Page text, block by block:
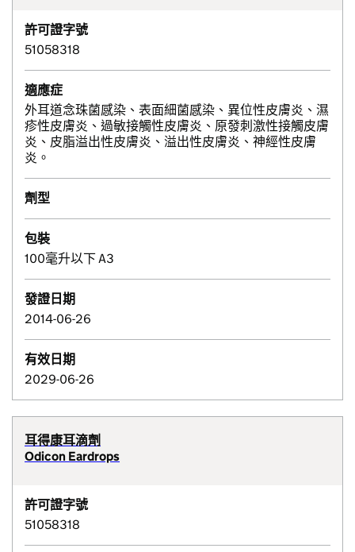
許可證字號
51058318
適應症
外耳道念珠菌感染、表面細菌感染、異位性皮膚炎、濕
疹性皮膚炎、過敏接觸性皮膚炎、原發刺激性接觸皮膚
炎、皮脂溢出性皮膚炎、溢出性皮膚炎、神經性皮膚
炎。
劑型
包裝
100毫升以下 A3
發證日期
2014-06-26
有效日期
2029-06-26
耳得康耳滴劑
Odicon Eardrops
許可證字號
51058318